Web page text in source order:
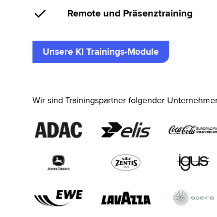
Remote und Präsenztraining
Unsere KI Trainings-Module
Wir sind Trainingspartner folgender